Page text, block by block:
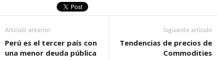
Artículo anterior
Perú es el tercer país con
una menor deuda pública
Siguiente artículo
Tendencias de precios de
Commodities